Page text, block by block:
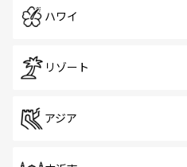
ハワイ
リゾート
アジア